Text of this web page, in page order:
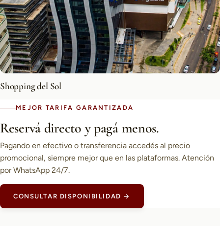
Shopping del Sol
MEJOR TARIFA GARANTIZADA
Reservá directo y pagá menos.
Pagando en efectivo o transferencia accedés al precio
promocional, siempre mejor que en las plataformas. Atención
por WhatsApp 24/7.
CONSULTAR DISPONIBILIDAD →